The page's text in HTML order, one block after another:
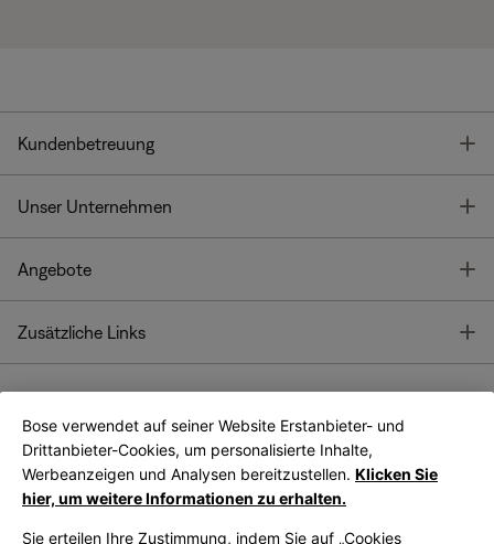
Kundenbetreuung
Unser Unternehmen
Angebote
Zusätzliche Links
Bose App
Bose Connect
App
Bose verwendet auf seiner Website Erstanbieter- und
Drittanbieter-Cookies, um personalisierte Inhalte,
Werbeanzeigen und Analysen bereitzustellen. Klicken Sie
hier, um weitere Informationen zu erhalten.
Sie erteilen Ihre Zustimmung, indem Sie auf „Cookies